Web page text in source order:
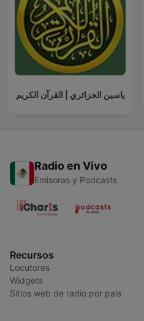
ياسين الجزائري | القرآن الكريم
Radio en Vivo
Emisoras y Podcasts
Recursos
Locutores
Widgets
Sitios web de radio por país